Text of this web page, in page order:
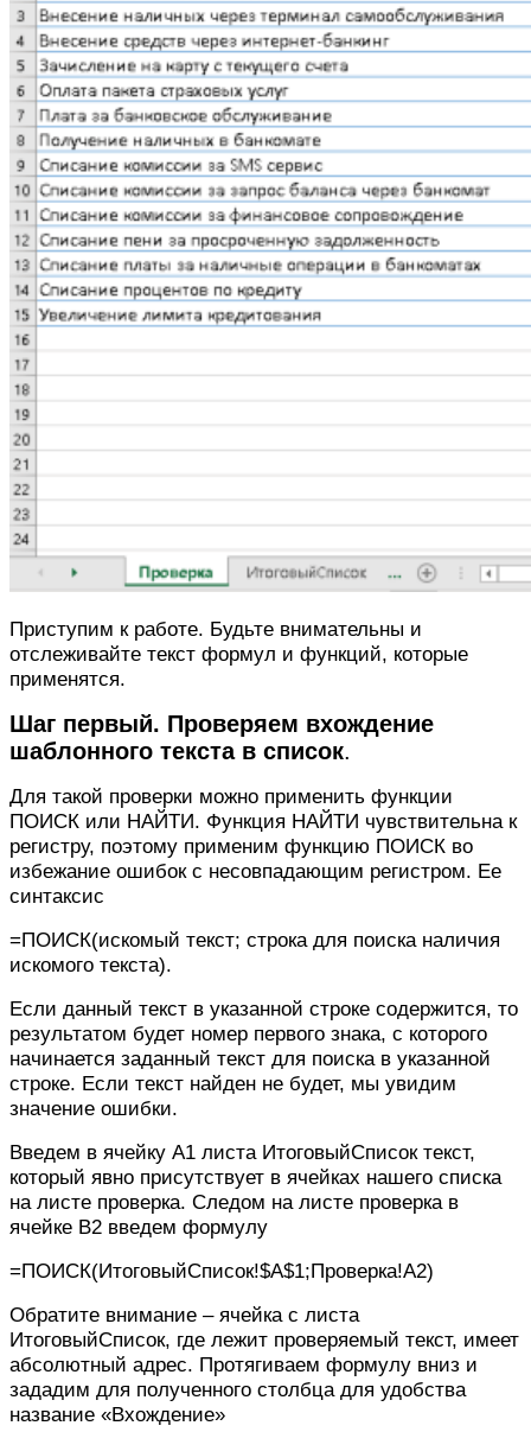
Приступим к работе. Будьте внимательны и
отслеживайте текст формул и функций, которые
применятся.
Шаг первый. Проверяем вхождение
шаблонного текста в список.
Для такой проверки можно применить функции
ПОИСК или НАЙТИ. Функция НАЙТИ чувствительна к
регистру, поэтому применим функцию ПОИСК во
избежание ошибок с несовпадающим регистром. Ее
синтаксис
=ПОИСК(искомый текст; строка для поиска наличия
искомого текста).
Если данный текст в указанной строке содержится, то
результатом будет номер первого знака, с которого
начинается заданный текст для поиска в указанной
строке. Если текст найден не будет, мы увидим
значение ошибки.
Введем в ячейку A1 листа ИтоговыйСписок текст,
который явно присутствует в ячейках нашего списка
на листе проверка. Следом на листе проверка в
ячейке В2 введем формулу
=ПОИСК(ИтоговыйСписок!$A$1;Проверка!A2)
Обратите внимание – ячейка с листа
ИтоговыйСписок, где лежит проверяемый текст, имеет
абсолютный адрес. Протягиваем формулу вниз и
зададим для полученного столбца для удобства
название «Вхождение»